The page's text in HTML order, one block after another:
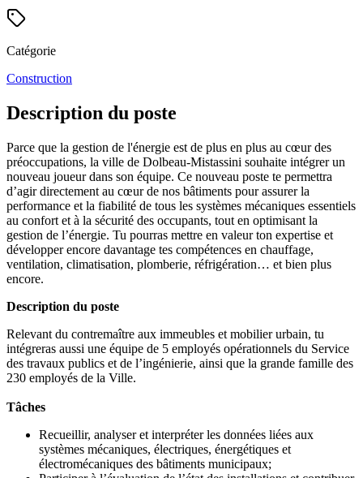
Catégorie
Construction
Description du poste
Parce que la gestion de l'énergie est de plus en plus au cœur des
préoccupations, la ville de Dolbeau-Mistassini souhaite intégrer un
nouveau joueur dans son équipe. Ce nouveau poste te permettra
d’agir directement au cœur de nos bâtiments pour assurer la
performance et la fiabilité de tous les systèmes mécaniques essentiels
au confort et à la sécurité des occupants, tout en optimisant la
gestion de l’énergie. Tu pourras mettre en valeur ton expertise et
développer encore davantage tes compétences en chauffage,
ventilation, climatisation, plomberie, réfrigération… et bien plus
encore.
Description du poste
Relevant du contremaître aux immeubles et mobilier urbain, tu
intégreras aussi une équipe de 5 employés opérationnels du Service
des travaux publics et de l’ingénierie, ainsi que la grande famille des
230 employés de la Ville.
Tâches
Recueillir, analyser et interpréter les données liées aux
systèmes mécaniques, électriques, énergétiques et
électromécaniques des bâtiments municipaux;